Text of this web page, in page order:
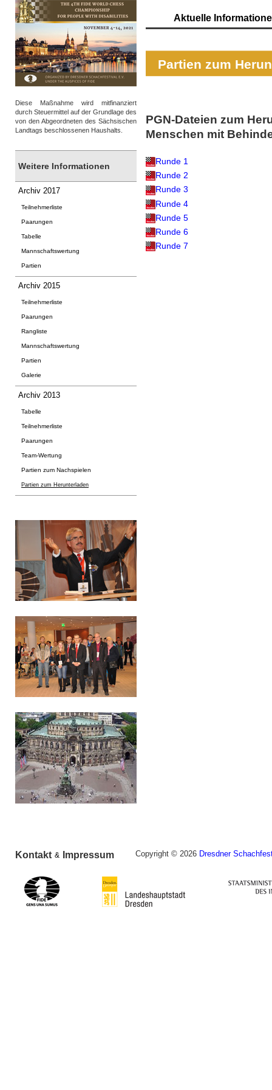
Diese Maßnahme wird mitfinanziert
durch Steuermittel auf der Grundlage des
von den Abgeordneten des Sächsischen
Landtags beschlossenen Haushalts.
Weitere Informationen
Archiv 2017
Teilnehmerliste
Paarungen
Tabelle
Mannschaftswertung
Partien
Archiv 2015
Teilnehmerliste
Paarungen
Rangliste
Mannschaftswertung
Partien
Galerie
Archiv 2013
Tabelle
Teilnehmerliste
Paarungen
Team-Wertung
Partien zum Nachspielen
Partien zum Herunterladen
Aktuelle
Partien zum
PGN-Dateien zum
Menschen mit
Runde 1
Runde 2
Runde 3
Runde 4
Runde 5
Runde 6
Runde 7
Kontakt & Impressum Copyright © 2026 Dresdner